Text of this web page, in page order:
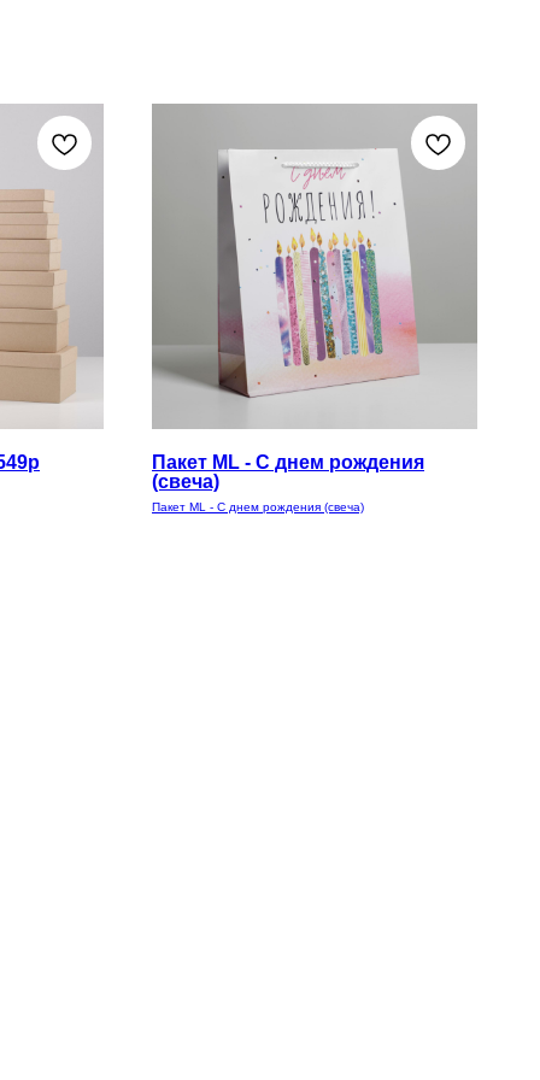
Пакет ML - С днем рождения
(свеча)
Пакет ML - С днем рождения (свеча)